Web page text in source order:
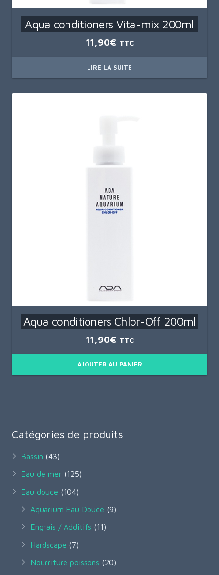
Aqua conditioners Vita-mix 200ml
11,90€ TTC
LIRE LA SUITE
Aqua conditioners Chlor-Off 200ml
11,90€ TTC
AJOUTER AU PANIER
Catégories de produits
Bassin (43)
Eau de mer (125)
Eau douce (104)
Aquarium Eau Douce (9)
Engrais / Additifs (11)
Hardscape (7)
Nourriture poissons (20)